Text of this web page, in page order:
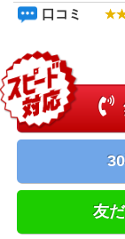
北海道
新潟県
富山県
石川県
福井県
長野県
山梨県
島根県
口コミ
友